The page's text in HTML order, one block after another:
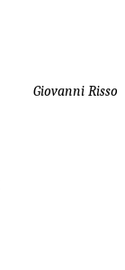
Giovanni Risso